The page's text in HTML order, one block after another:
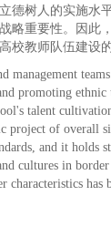
德树人的实施水
略重要性。因此
教师队伍建设
promoting
talent
project of overall
and it holds
cultures in
characteristics